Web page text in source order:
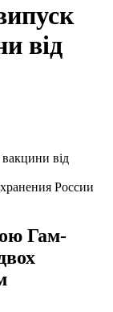
від
России
Гам-